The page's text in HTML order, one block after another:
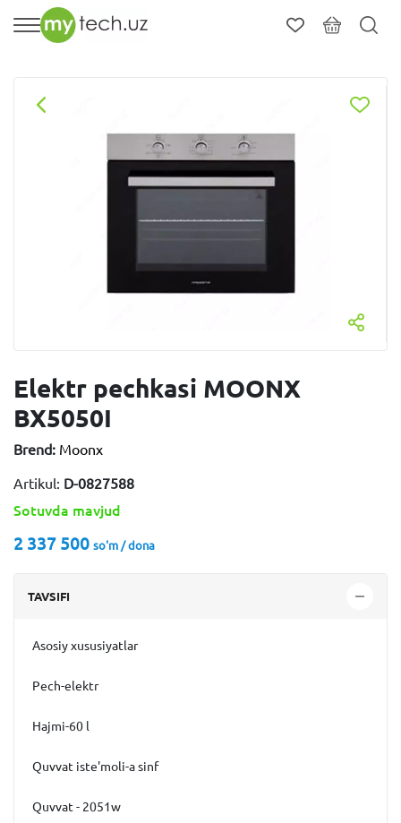
Elektr pechkasi MOONX
BX5050I
Brend: Moonx
Artikul: D-0827588
Sotuvda mavjud
2 337 500 so'm / dona
TAVSIFI
Asosiy xususiyatlar
Pech-elektr
Hajmi-60 l
Quvvat iste'moli-a sinf
Quvvat - 2051w